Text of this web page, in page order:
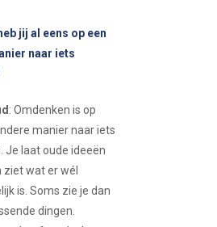
jij al eens op een
naar iets
: Omdenken is op
manier naar iets
Je laat oude ideeën
ziet wat er wél
is. Soms zie je dan
dingen.